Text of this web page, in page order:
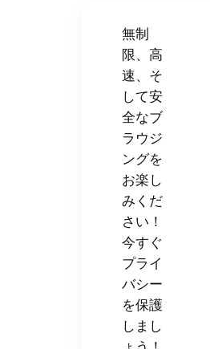
無制
限、高
速、そ
して安
全なブ
ラウジ
ングを
お楽し
みくだ
さい！
今すぐ
プライ
バシー
を保護
しまし